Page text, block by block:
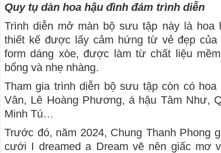
Quy tụ dàn hoa hậu đình đám trình diễn
Trình diễn mở màn bộ sưu tập này là hoa
thiết kế được lấy cảm hứng từ vẻ đẹp của
form dáng xòe, được làm từ chất liệu
bổng và nhẹ nhàng.
Tham gia trình diễn bộ sưu tập còn có hoa
Vân, Lê Hoàng Phương, á hậu Tâm Như,
Minh Tú…
Trước đó, năm 2024, Chung Thanh Phong
cưới I dreamed a Dream vẽ nên giấc mơ